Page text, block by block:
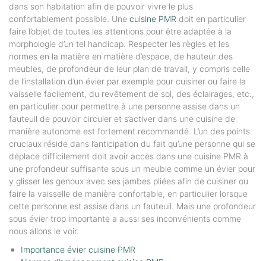
dans son habitation afin de pouvoir vivre le plus
confortablement possible. Une cuisine PMR doit en particulier
faire l’objet de toutes les attentions pour être adaptée à la
morphologie d’un tel handicap. Respecter les règles et les
normes en la matière en matière d’espace, de hauteur des
meubles, de profondeur de leur plan de travail, y compris celle
de l’installation d’un évier par exemple pour cuisiner ou faire la
vaisselle facilement, du revêtement de sol, des éclairages, etc.,
en particulier pour permettre à une personne assise dans un
fauteuil de pouvoir circuler et s’activer dans une cuisine de
manière autonome est fortement recommandé. L’un des points
cruciaux réside dans l’anticipation du fait qu’une personne qui se
déplace difficilement doit avoir accès dans une cuisine PMR à
une profondeur suffisante sous un meuble comme un évier pour
y glisser les genoux avec ses jambes pliées afin de cuisiner ou
faire la vaisselle de manière confortable, en particulier lorsque
cette personne est assise dans un fauteuil. Mais une profondeur
sous évier trop importante a aussi ses inconvénients comme
nous allons le voir.
Importance évier cuisine PMR